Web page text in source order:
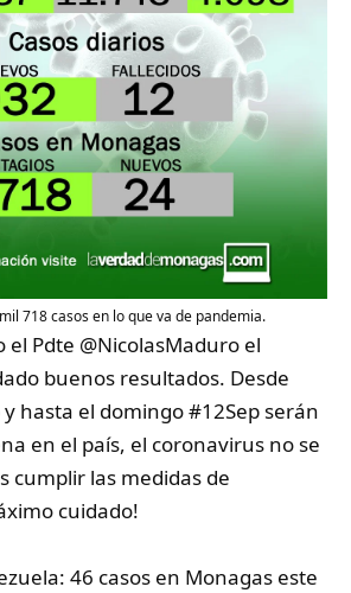
718 casos en lo que va de pandemia.
el Pdte @NicolasMaduro el
buenos resultados. Desde
y hasta el domingo#12Sep serán
en el país, el coronavirus no se
cumplir las medidas de
cuidado!
46 casos en Monagas este